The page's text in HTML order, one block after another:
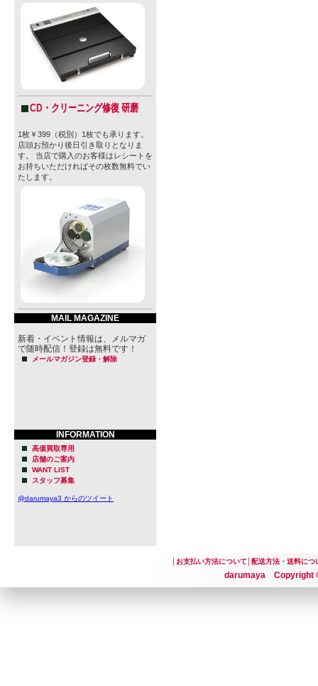
CD・クリーニング修復 研磨
1枚￥399（税別）1枚でも承ります。
店頭お預かり後日引き取りとなりま
す。 当店で購入のお客様はレシートを
お持ちいただければその枚数無料でい
たします。
MAIL MAGAZINE
新着・イベント情報は、メルマガ
で随時配信！登録は無料です！
メールマガジン登録・解除
INFORMATION
高価買取専用
店舗のご案内
WANT LIST
スタッフ募集
@darumaya3 からのツイート
お支払い方法について│ 配送方法・送料につ
darumaya Copyright